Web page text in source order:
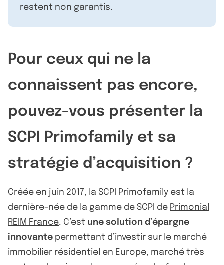
restent non garantis.
Pour ceux qui ne la
connaissent pas encore,
pouvez-vous présenter la
SCPI Primofamily et sa
stratégie d’acquisition ?
Créée en juin 2017, la SCPI Primofamily est la
dernière-née de la gamme de SCPI de Primonial
REIM France. C’est une solution d’épargne
innovante permettant d’investir sur le marché
immobilier résidentiel en Europe, marché très